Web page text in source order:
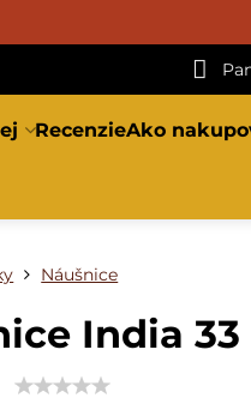
RecenzieAko
Náušnice
India 33